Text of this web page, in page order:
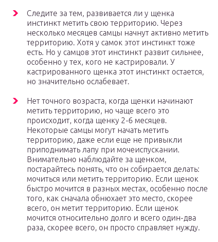
Следите за тем, развивается ли у щенка
инстинкт метить свою территорию. Через
несколько месяцев самцы начнут активно метить
территорию. Хотя у самок этот инстинкт тоже
есть. Но у самцов этот инстинкт развит сильнее,
особенно у тех, кого не кастрировали. У
кастрированного щенка этот инстинкт остается,
но значительно ослабевает.
Нет точного возраста, когда щенки начинают
метить территорию, но чаще всего это
происходит, когда щенку 2-6 месяцев.
Некоторые самцы могут начать метить
территорию, даже если еще не привыкли
приподнимать лапу при мочеиспускании.
Внимательно наблюдайте за щенком,
постарайтесь понять, что он собирается делать:
мочиться или метить территорию. Если щенок
быстро мочится в разных местах, особенно после
того, как сначала обнюхает это место, скорее
всего, он метит территорию. Если щенок
мочится относительно долго и всего один-два
раза, скорее всего, он просто справляет нужду.